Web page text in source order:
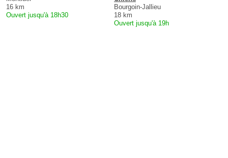
16 km
Ouvert jusqu'à 18h30
Bourgoin-Jallieu
18 km
Ouvert jusqu'à 19h